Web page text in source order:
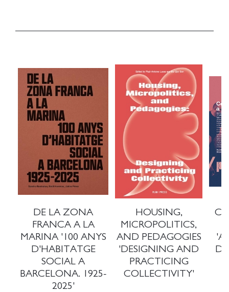
DE LA ZONA
FRANCA A LA
MARINA '100 ANYS
D'HABITATGE
SOCIAL A
BARCELONA. 1925-
2025'
HOUSING,
MICROPOLITICS,
AND PEDAGOGIES
'DESIGNING AND
PRACTICING
COLLECTIVITY'